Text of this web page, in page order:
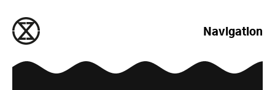
Navigation